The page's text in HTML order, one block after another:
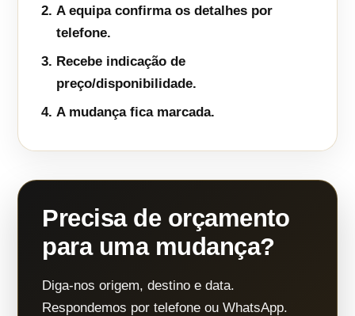
A equipa confirma os detalhes por
telefone.
Recebe indicação de
preço/disponibilidade.
A mudança fica marcada.
Precisa de orçamento
para uma mudança?
Diga-nos origem, destino e data.
Respondemos por telefone ou WhatsApp.